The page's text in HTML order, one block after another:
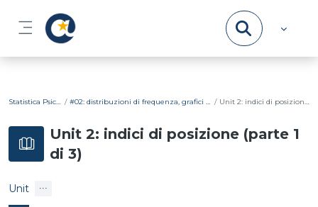
Pannello laterale
Statistica Psicometrica #02: distribuzioni di frequenza, grafici ed indici di posizione Unit 2: indici di posizione (parte 1 di 3)
Unit 2: indici di posizione (parte 1
di 3)
Unit